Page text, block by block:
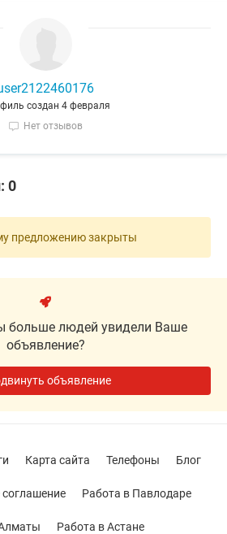
создан 4 февраля
Нет отзывов
0
предложению закрыты
больше людей увидели Ваше
объявление?
объявление
Карта сайта Телефоны Блог
Работа в Павлодаре
Работа в Астане